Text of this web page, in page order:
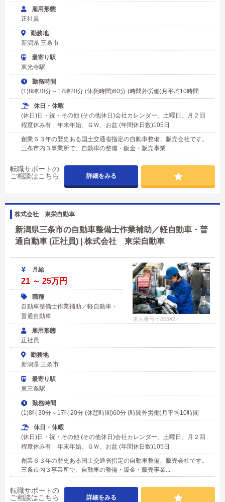
雇用形態
正社員
勤務地
新潟県 三条市
最寄り駅
東光寺駅
勤務時間
(1)8時30分～17時20分 (休憩時間)60分 (時間外労働)月平均10時間
休日・休暇
(休日)日・祝・その他 (その他休日)会社カレンダー、土曜日、月２回
程度休み有 年末年始、ＧＷ、お盆 (年間休日数)105日
創業６３年の歴史ある国土交通省指定の自動車整備、販売会社です。
三条市内３事業所で、自動車の整備・鈑金・販売事業...
転職サポートの
ご相談はこちら
詳細をみる
株式会社 東栄自動車
新潟県三条市の自動車整備士作業補助／軽自動車・普
通自動車 (正社員) | 株式会社 東栄自動車
求人番号：86542
月給
21 ～ 25万円
職種
自動車整備士作業補助／軽自動車・
普通自動車
雇用形態
正社員
勤務地
新潟県 三条市
最寄り駅
東三条駅
勤務時間
(1)8時30分～17時20分 (休憩時間)60分 (時間外労働)月平均10時間
休日・休暇
(休日)日・祝・その他 (その他休日)会社カレンダー、土曜日、月２回
程度休み有 年末年始、ＧＷ、お盆 (年間休日数)105日
創業６３年の歴史ある国土交通省指定の自動車整備、販売会社です。
三条市内３事業所で、自動車の整備・鈑金・販売事業...
転職サポートの
ご相談はこちら
詳細をみる